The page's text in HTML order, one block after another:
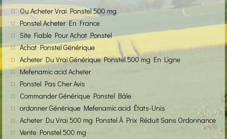
Ou Acheter Vrai Ponstel 500 mg
Ponstel Acheter En France
Site Fiable Pour Achat Ponstel
Achat Ponstel Générique
Acheter Du Vrai Générique Ponstel 500 mg En Ligne
Mefenamic acid Acheter
Ponstel Pas Cher Avis
Commander Générique Ponstel Bâle
ordonner Générique Mefenamic acid États-Unis
Acheter Du Vrai 500 mg Ponstel À Prix Réduit Sans Ordonnance
Vente Ponstel 500 mg